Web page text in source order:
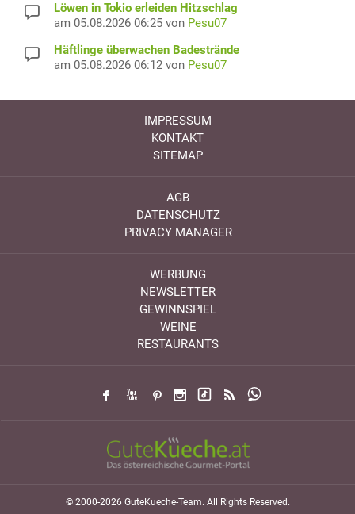
Löwen in Tokio erleiden Hitzschlag
am 05.08.2026 06:25 von Pesu07
Häftlinge überwachen Badestrände
am 05.08.2026 06:12 von Pesu07
IMPRESSUM
KONTAKT
SITEMAP
AGB
DATENSCHUTZ
PRIVACY MANAGER
WERBUNG
NEWSLETTER
GEWINNSPIEL
WEINE
RESTAURANTS
© 2000-2026 GuteKueche-Team. All Rights Reserved.